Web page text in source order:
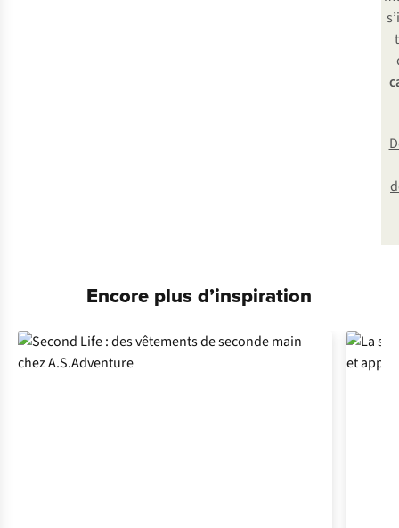
Encore plus d’inspiration